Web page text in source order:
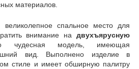
материалов.
спальное место для
внимание на двyxъярycную
чудесная модель, имеющая
вид. Выполнено изделие в
стиле и имеет обширную палитру